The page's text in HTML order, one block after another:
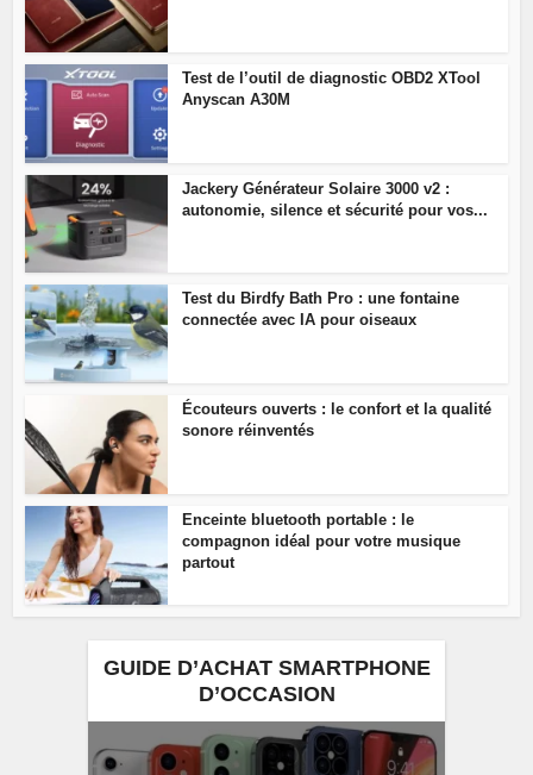
Test de l’outil de diagnostic OBD2 XTool
Anyscan A30M
Jackery Générateur Solaire 3000 v2 :
autonomie, silence et sécurité pour vos...
Test du Birdfy Bath Pro : une fontaine
connectée avec IA pour oiseaux
Écouteurs ouverts : le confort et la qualité
sonore réinventés
Enceinte bluetooth portable : le
compagnon idéal pour votre musique
partout
GUIDE D’ACHAT SMARTPHONE
D’OCCASION